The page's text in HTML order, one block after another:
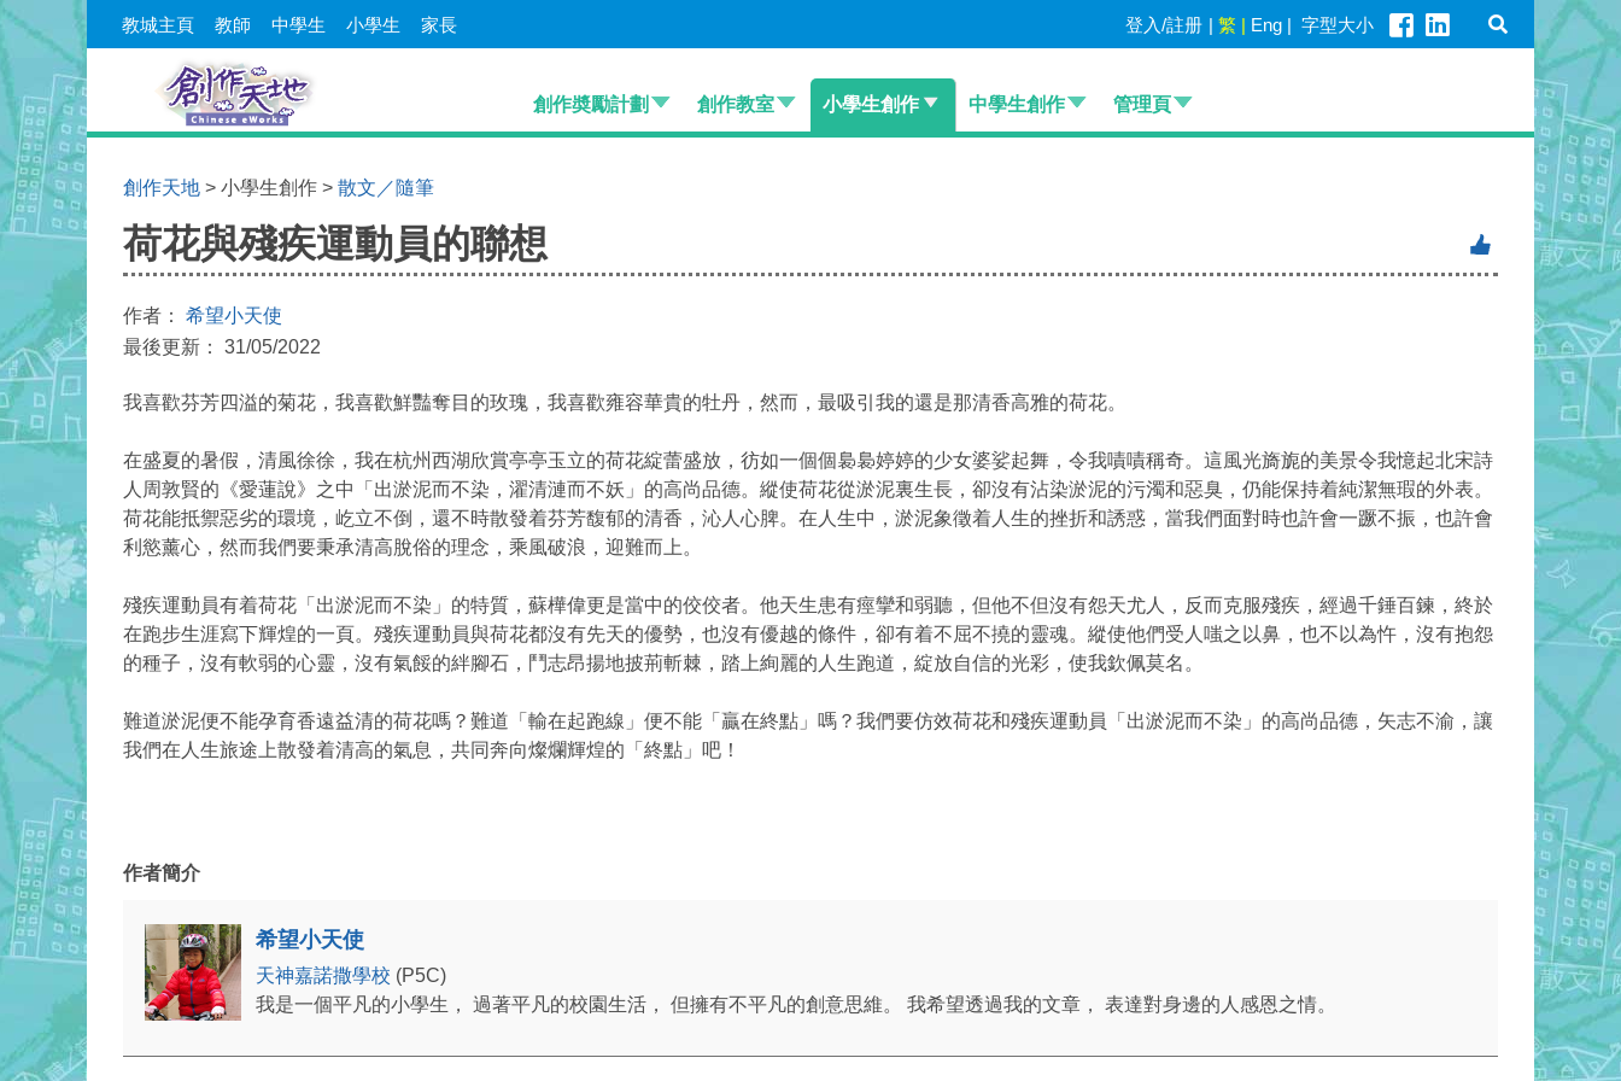
教城主頁 教師 中學生 小學生 家長 登入/註册 | 繁 | Eng | 字型大小
創作奬勵計劃 創作教室 小學生創作 中學生創作 管理頁
創作天地 > 小學生創作 > 散文／隨筆
荷花與殘疾運動員的聯想
作者： 希望小天使
最後更新： 31/05/2022
我喜歡芬芳四溢的菊花，我喜歡鮮豔奪目的玫瑰，我喜歡雍容華貴的牡丹，然而，最吸引我的還是那清香高雅的荷花。
在盛夏的暑假，清風徐徐，我在杭州西湖欣賞亭亭玉立的荷花綻蕾盛放，彷如一個個裊裊婷婷的少女婆娑起舞，令我嘖嘖稱奇。這風光旖旎的美景令我憶起北宋詩
人周敦賢的《愛蓮說》之中「出淤泥而不染，濯清漣而不妖」的高尚品德。縱使荷花從淤泥裏生長，卻沒有沾染淤泥的污濁和惡臭，仍能保持着純潔無瑕的外表。
荷花能抵禦惡劣的環境，屹立不倒，還不時散發着芬芳馥郁的清香，沁人心脾。在人生中，淤泥象徵着人生的挫折和誘惑，當我們面對時也許會一蹶不振，也許會
利慾薰心，然而我們要秉承清高脫俗的理念，乘風破浪，迎難而上。
殘疾運動員有着荷花「出淤泥而不染」的特質，蘇樺偉更是當中的佼佼者。他天生患有痙攣和弱聽，但他不但沒有怨天尤人，反而克服殘疾，經過千錘百鍊，終於
在跑步生涯寫下輝煌的一頁。殘疾運動員與荷花都沒有先天的優勢，也沒有優越的條件，卻有着不屈不撓的靈魂。縱使他們受人嗤之以鼻，也不以為忤，沒有抱怨
的種子，沒有軟弱的心靈，沒有氣餒的絆腳石，鬥志昂揚地披荊斬棘，踏上絢麗的人生跑道，綻放自信的光彩，使我欽佩莫名。
難道淤泥便不能孕育香遠益清的荷花嗎？難道「輸在起跑線」便不能「贏在終點」嗎？我們要仿效荷花和殘疾運動員「出淤泥而不染」的高尚品德，矢志不渝，讓
我們在人生旅途上散發着清高的氣息，共同奔向燦爛輝煌的「終點」吧！
作者簡介
希望小天使
天神嘉諾撒學校 (P5C)
我是一個平凡的小學生， 過著平凡的校園生活， 但擁有不平凡的創意思維。 我希望透過我的文章， 表達對身邊的人感恩之情。